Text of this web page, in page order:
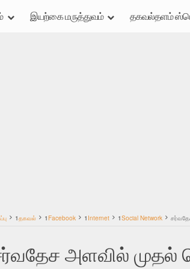
இயற்கை மருத்துவம் தகவல்தளம்
1தகவல் 1 Facebook 1 Internet 1Social Network
அளவில் முதல்